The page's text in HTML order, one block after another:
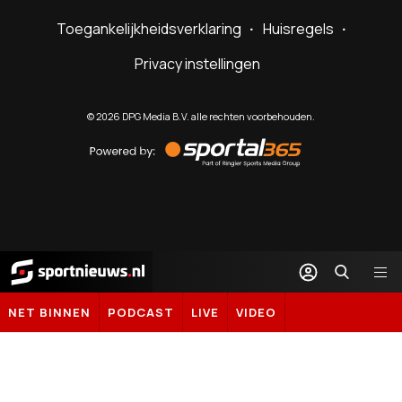
Toegankelijkheidsverklaring
Huisregels
Privacy instellingen
©2026 DPG Media B.V. alle rechten voorbehouden.
by
Sportal365
Sportnieuws.nl
NET BINNEN PODCAST LIVE VIDEO